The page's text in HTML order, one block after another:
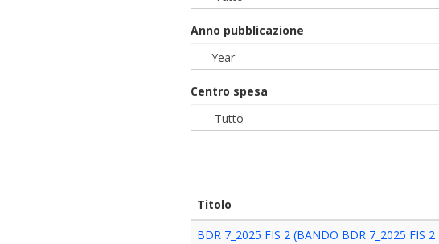
Anno pubblicazione
-Year
Centro spesa
- Tutto -
Titolo
BDR 7_2025 FIS 2 (BANDO BDR 7_2025 FIS